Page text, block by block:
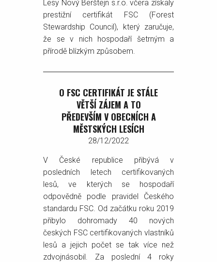
Lesy Nový Berštejn s.r.o. včera získaly
prestižní certifikát FSC (Forest
Stewardship Council), který zaručuje,
že se v nich hospodaří šetrným a
přírodě blízkým způsobem.
O FSC CERTIFIKÁT JE STÁLE
VĚTŠÍ ZÁJEM A TO
PŘEDEVŠÍM V OBECNÍCH A
MĚSTSKÝCH LESÍCH
28/12/2022
V České republice přibývá v
posledních letech certifikovaných
lesů, ve kterých se hospodaří
odpovědně podle pravidel Českého
standardu FSC. Od začátku roku 2019
přibylo dohromady 40 nových
českých FSC certifikovaných vlastníků
lesů a jejich počet se tak více než
zdvojnásobil. Za poslední 4 roky